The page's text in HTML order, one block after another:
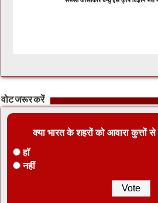
वोट जरूर करें
क्या भारत के शहरों को आवारा कुत्तों
हॉ
नहीं